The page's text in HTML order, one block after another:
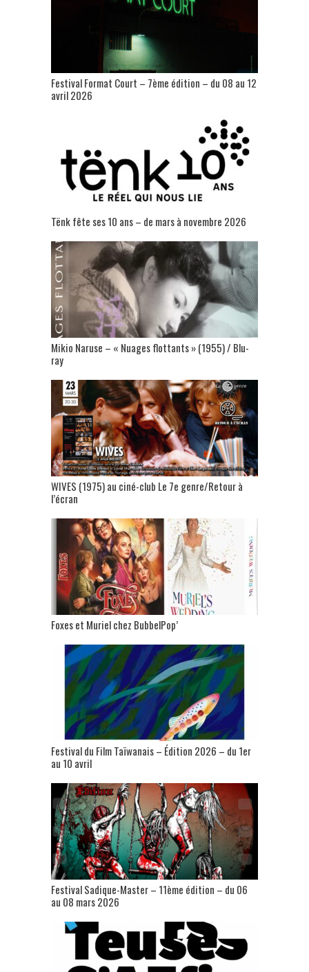
Festival Format Court – 7ème édition – du 08 au 12
avril 2026
Tënk fête ses 10 ans – de mars à novembre 2026
Mikio Naruse – « Nuages flottants » (1955) / Blu-
ray
WIVES (1975) au ciné-club Le 7e genre/Retour à
l’écran
Foxes et Muriel chez BubbelPop’
Festival du Film Taïwanais – Édition 2026 – du 1er
au 10 avril
Festival Sadique-Master – 11ème édition – du 06
au 08 mars 2026